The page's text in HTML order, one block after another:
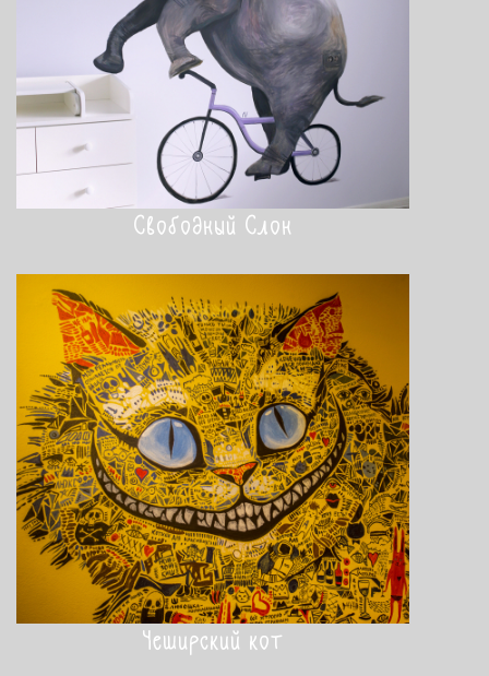
Свободный Слон
Чеширский кот